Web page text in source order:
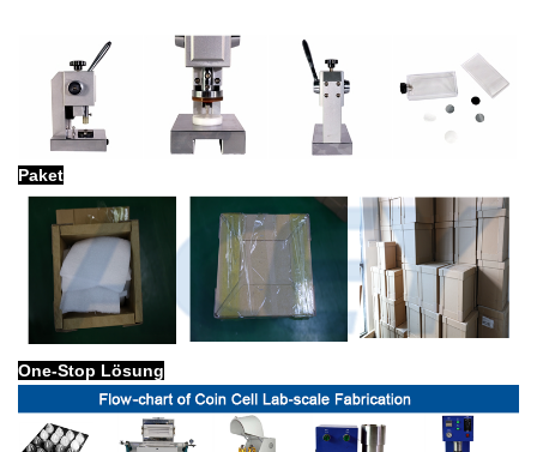
Paket
One-Stop Lösung